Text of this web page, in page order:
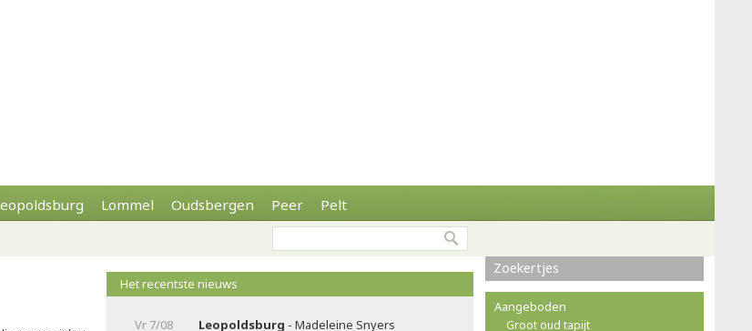
Lommel Oudsbergen Peer Pelt
Het recentste nieuws
Vr 7/08 Leopoldsburg - Madeleine Snyers
Zoekertjes
Aangeboden
Groot oud tapijt